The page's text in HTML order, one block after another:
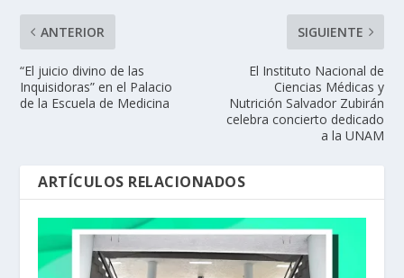
ANTERIOR
“El juicio divino de las
Inquisidoras” en el Palacio
de la Escuela de Medicina
SIGUIENTE
El Instituto Nacional de
Ciencias Médicas y
Nutrición Salvador Zubirán
celebra concierto dedicado
a la UNAM
ARTÍCULOS RELACIONADOS